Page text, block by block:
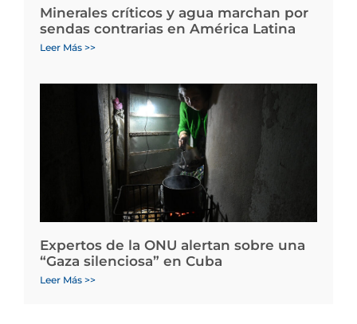
Minerales críticos y agua marchan por
sendas contrarias en América Latina
Leer Más >>
Expertos de la ONU alertan sobre una
“Gaza silenciosa” en Cuba
Leer Más >>